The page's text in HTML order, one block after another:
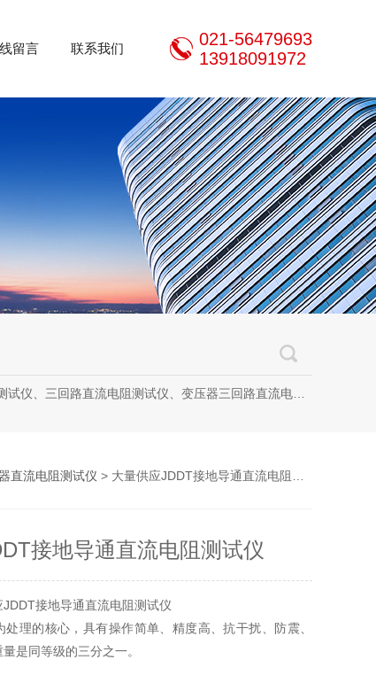
留言 联系我们
021-56479693
13918091972
电阻测试仪、变压器三回路直流电阻测试仪、手持式三相直流电阻测试仪、三通道助磁直流电阻测试仪
直流电阻测试仪 > 大量供应JDDT接地导通直流电阻测试仪
接地导通直流电阻测试仪
接地导通直流电阻测试仪
处理的核心，具有操作简单、精度高、抗干扰、防震、
是同等级的三分之一。